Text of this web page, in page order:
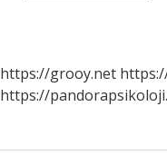
https://grooy.net
https://